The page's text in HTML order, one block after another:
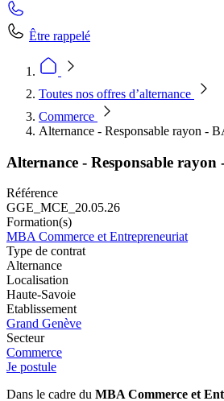
Être rappelé
Toutes nos offres d’alternance
Commerce
Alternance - Responsable rayon -
Alternance - Responsable
Référence
GGE_MCE_20.05.26
Formation(s)
MBA Commerce et Entrepreneuriat
Type de contrat
Alternance
Localisation
Haute-Savoie
Etablissement
Grand Genève
Secteur
Commerce
Je postule
Dans le cadre du MBA Commerce et